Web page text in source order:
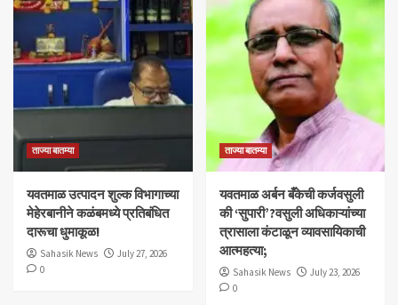
ताज्या बातम्या
यवतमाळ उत्पादन शुल्क विभागाच्या
मेहेरबानीने कळंबमध्ये प्रतिबंधित
दारूचा धुमाकूळ!
Sahasik News
July 27, 2026
0
ताज्या बातम्या
​यवतमाळ अर्बन बँकेची कर्जवसुली
की ‘सुपारी’?वसुली अधिकाऱ्यांच्या
त्रासाला कंटाळून व्यावसायिकाची
आत्महत्या;
Sahasik News
July 23, 2026
0